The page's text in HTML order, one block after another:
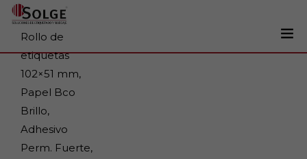
Soluciones
Impresoras
Etiquetadoras
Etiquetas
Rollo de
etiquetas
102×51 mm,
Papel Bco
Brillo,
Adhesivo
Perm. Fuerte,